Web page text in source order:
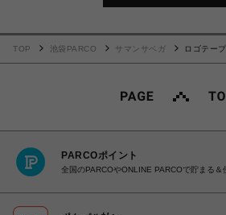
TOP 池袋PARCO サマンサベガ
ロゴテー
PARCOポイント
全国のPARCOやONLINE PARCOで貯まる＆